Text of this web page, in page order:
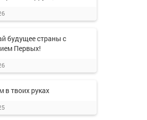
будущее страны с
Первых!
в твоих руках